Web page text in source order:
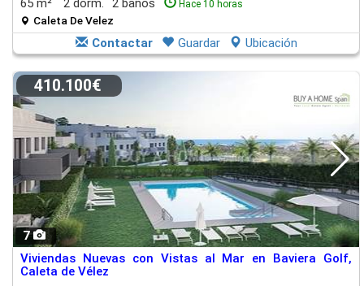
65 m²
2 dorm. 2 baños Hace 10 horas
Caleta De Velez
Contactar Guardar Ubicación
7
410.100€
Viviendas Nuevas con Vistas al Mar en Baviera Golf,
Caleta de Vélez